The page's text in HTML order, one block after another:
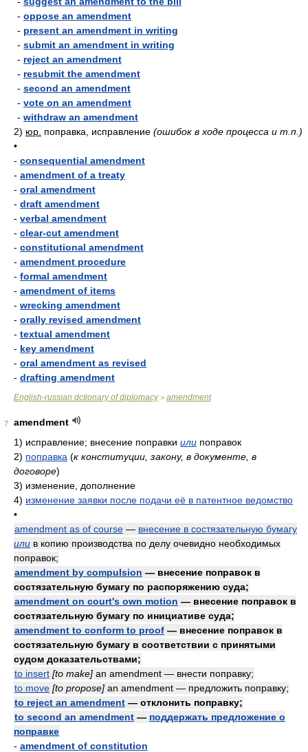
- oppose an amendment
- present an amendment in writing
- submit an amendment in writing
- reject an amendment
- resubmit the amendment
- second an amendment
- vote on an amendment
- withdraw an amendment
2) юр. поправка, исправление (ошибок в ходе процесса и т.п.)
•
- consequential amendment
- amendment of a treaty
- oral amendment
- draft amendment
- verbal amendment
- clear-cut amendment
- constitutional amendment
- amendment procedure
- formal amendment
- amendment of items
- wrecking amendment
- orally revised amendment
- textual amendment
- key amendment
- oral amendment as revised
- drafting amendment
English-russian dctionary of diplomacy> amendment
7
amendment
1) исправление; внесение поправки или поправок
2) поправка (к конституции, закону, в документе, в
договоре)
3) изменение, дополнение
4) изменение заявки после подачи её в патентное ведомство
•
amendment as of course — внесение в состязательную бумагу
или в копию производства по делу очевидно необходимых
поправок;
amendment by compulsion — внесение поправок в
состязательную бумагу по распоряжению суда;
amendment on court's own motion — внесение поправок в
состязательную бумагу по инициативе суда;
amendment to conform to proof — внесение поправок в
состязательную бумагу в соответствии с принятыми
судом доказательствами;
to insert [to make] an amendment — внести поправку;
to move [to propose] an amendment — предложить поправку;
to reject an amendment — отклонить поправку;
to second an amendment — поддержать предложение о
поправке
- amendment of constitution